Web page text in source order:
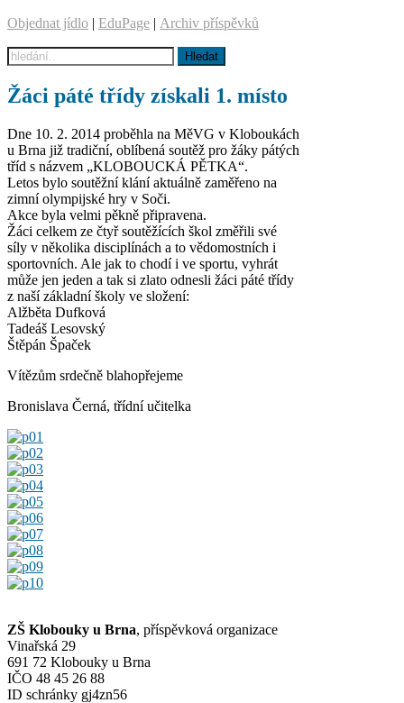
Objednat jídlo | EduPage | Archiv příspěvků
Žáci páté třídy získali 1. místo
Dne 10. 2. 2014 proběhla na MěVG v Kloboukách
u Brna již tradiční, oblíbená soutěž pro žáky pátých
tříd s názvem „KLOBOUCKÁ PĚTKA“.
Letos bylo soutěžní klání aktuálně zaměřeno na
zimní olympijské hry v Soči.
Akce byla velmi pěkně připravena.
Žáci celkem ze čtyř soutěžících škol změřili své
síly v několika disciplínách a to vědomostních i
sportovních. Ale jak to chodí i ve sportu, vyhrát
může jen jeden a tak si zlato odnesli žáci páté třídy
z naší základní školy ve složení:
Alžběta Dufková
Tadeáš Lesovský
Štěpán Špaček
Vítězům srdečně blahopřejeme
Bronislava Černá, třídní učitelka
ZŠ Klobouky u Brna, příspěvková organizace
Vinařská 29
691 72 Klobouky u Brna
IČO 48 45 26 88
ID schránky gj4zn56